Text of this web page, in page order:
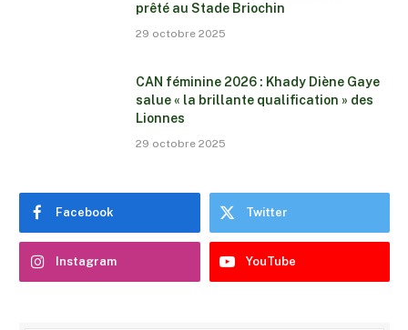
prêté au Stade Briochin
29 octobre 2025
CAN féminine 2026 : Khady Diène Gaye
salue « la brillante qualification » des
Lionnes
29 octobre 2025
Facebook Twitter
Instagram YouTube